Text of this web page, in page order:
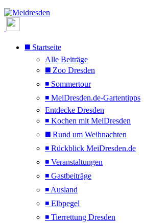
◼️ Startseite
Alle Beiträge
◼️ Zoo Dresden
◾ Sommertour
◾ MeiDresden.de-Gartentipps
Entdecke Dresden
◾ Kochen mit MeiDresden
◼️ Rund um Weihnachten
◾ Rückblick MeiDresden.de
◾ Veranstaltungen
◾ Gastbeiträge
◾ Ausland
◾ Elbpegel
◾ Tierrettung Dresden